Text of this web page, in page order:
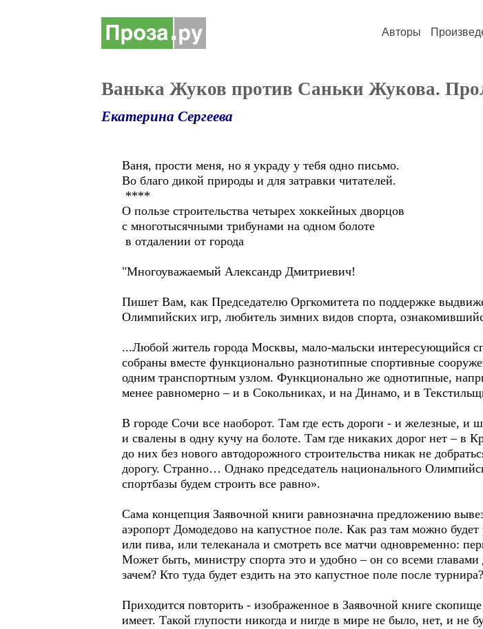
Авторы
Ванька Жуков против Саньки Жукова.
Екатерина Сергеева
Ваня, прости меня, но я украду у тебя одно письмо.
Во благо дикой природы и для затравки читателей.
****
О пользе строительства четырех хоккейных дворцов
с многотысячными трибунами на одном болоте
в отдалении от города
"Многоуважаемый Александр Дмитриевич!
Пишет Вам, как Председателю Оргкомитета по поддержке
Олимпийских игр, любитель зимних видов спорта,
...Любой житель города Москвы, мало-мальски интересующийся
собраны вместе функционально разнотипные спортивные
одним транспортным узлом. Функционально же однотипные,
менее равномерно – и в Сокольниках, и на Динамо, и в
В городе Сочи все наоборот. Там где есть дороги - и железные,
и свалены в одну кучу на болоте. Там где никаких дорог нет – в
до них без нового автодорожного строительства никак не
дорогу. Странно… Однако председатель национального
спортбазы будем строить все равно».
Сама концепция Заявочной книги равнозначна предложению
аэропорт Домодедово на капустное поле. Как раз там можно
или пива, или телеканала и смотреть все матчи одновременно:
Может быть, министру спорта это и удобно – он со всеми главами
зачем? Кто туда будет ездить на это капустное поле после турнира?
Приходится повторить - изображенное в Заявочной книге
имеет. Такой глупости никогда и нигде в мире не было, нет, и не